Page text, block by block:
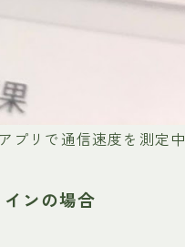
プリで通信速度を測定中
ンの場合